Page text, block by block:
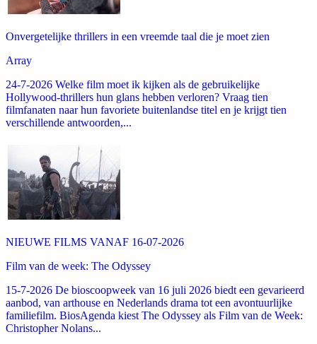
Onvergetelijke thrillers in een vreemde taal die je moet zien
Array
24-7-2026 Welke film moet ik kijken als de gebruikelijke
Hollywood-thrillers hun glans hebben verloren? Vraag tien
filmfanaten naar hun favoriete buitenlandse titel en je krijgt tien
verschillende antwoorden,...
NIEUWE FILMS VANAF 16-07-2026
Film van de week: The Odyssey
15-7-2026 De bioscoopweek van 16 juli 2026 biedt een gevarieerd
aanbod, van arthouse en Nederlands drama tot een avontuurlijke
familiefilm. BiosAgenda kiest The Odyssey als Film van de Week:
Christopher Nolans...